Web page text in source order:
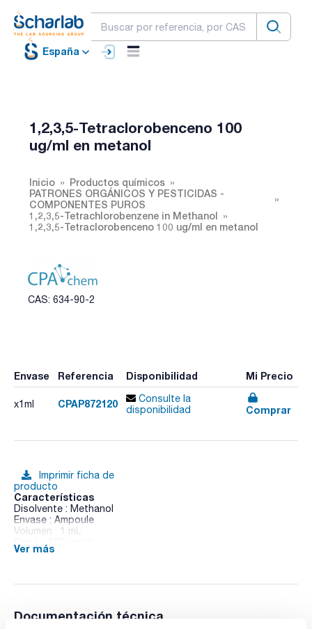
España
1,2,3,5-Tetraclorobenceno 100
ug/ml en metanol
Inicio
Productos químicos
PATRONES ORGÁNICOS Y PESTICIDAS -
COMPONENTES PUROS
1,2,3,5-Tetrachlorobenzene in Methanol
1,2,3,5-Tetraclorobenceno 100 ug/ml en metanol
CAS: 634-90-2
Envase Referencia Disponibilidad Mi Precio
x1ml CPAP872120
Consulte la
disponibilidad
Comprar
Imprimir ficha de
producto
Características
Disolvente : Methanol
Envase : Ampoule
Volumen : 1 mL
CAS : [634-90-2]
Ver más
Documentación técnica